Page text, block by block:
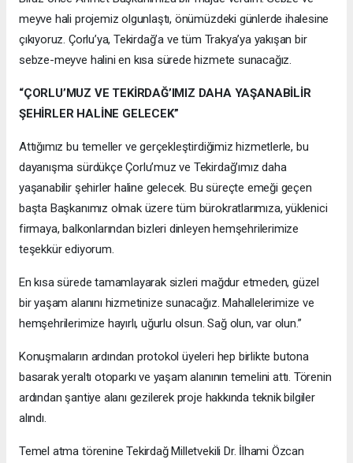
meyve hali projemiz olgunlaştı, önümüzdeki günlerde ihalesine
çıkıyoruz. Çorlu’ya, Tekirdağ’a ve tüm Trakya’ya yakışan bir
sebze-meyve halini en kısa sürede hizmete sunacağız.
“ÇORLU’MUZ VE TEKİRDAĞ’IMIZ DAHA YAŞANABİLİR
ŞEHİRLER HALİNE GELECEK”
Attığımız bu temeller ve gerçekleştirdiğimiz hizmetlerle, bu
dayanışma sürdükçe Çorlu’muz ve Tekirdağ’ımız daha
yaşanabilir şehirler haline gelecek. Bu süreçte emeği geçen
başta Başkanımız olmak üzere tüm bürokratlarımıza, yüklenici
firmaya, balkonlarından bizleri dinleyen hemşehrilerimize
teşekkür ediyorum.
En kısa sürede tamamlayarak sizleri mağdur etmeden, güzel
bir yaşam alanını hizmetinize sunacağız. Mahallelerimize ve
hemşehrilerimize hayırlı, uğurlu olsun. Sağ olun, var olun.”
Konuşmaların ardından protokol üyeleri hep birlikte butona
basarak yeraltı otoparkı ve yaşam alanının temelini attı. Törenin
ardından şantiye alanı gezilerek proje hakkında teknik bilgiler
alındı.
Temel atma törenine Tekirdağ Milletvekili Dr. İlhami Özcan